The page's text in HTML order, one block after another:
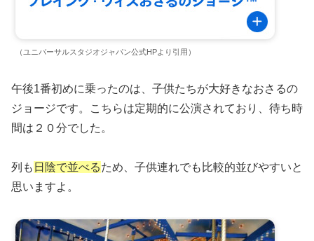
（ユニバーサルスタジオジャパン公式HPより引用）
午後1番初めに乗ったのは、子供たちが大好きなおさるの
ジョージです。こちらは定期的に公演されており、待ち時
間は２０分でした。
列も 日陰で並べるため、子供連れでも比較的並びやすいと
思いますよ。